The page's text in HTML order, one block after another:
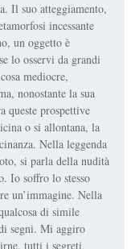
Il suo atteggiamento,
incessante
un oggetto è
lo osservi da grandi
mediocre,
nonostante la sua
queste prospettive
o si allontana, la
Nella leggenda
si parla della nudità
Io soffro lo stesso
un’immagine. Nella
di simile
segni. Mi aggiro
tutti i segreti.